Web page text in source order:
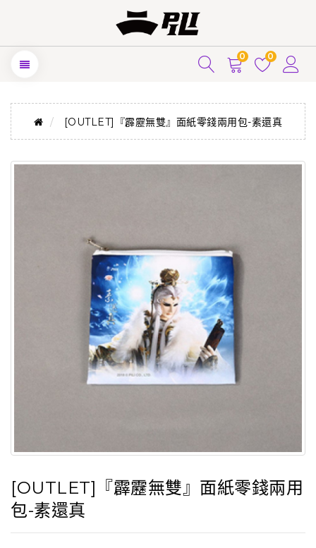
0 0
[OUTLET]『霹靂無雙』面紙零錢兩用包-素還真
[OUTLET]『霹靂無雙』面紙零錢兩用
包-素還真